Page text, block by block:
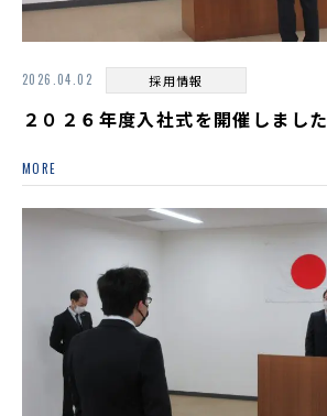
2026.04.02 採用情報
２０２６年度入社式を開催しました
MORE